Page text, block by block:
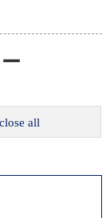
close all